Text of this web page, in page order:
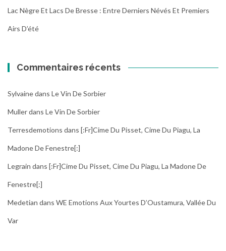
Lac Nègre Et Lacs De Bresse : Entre Derniers Névés Et Premiers
Airs D’été
Commentaires récents
Sylvainedans Le Vin De Sorbier
Mullerdans Le Vin De Sorbier
Terresdemotions dans [:fr]Cime Du Pisset, Cime Du Piagu, La
Madone De Fenestre[:]
Legrain dans [:fr]Cime Du Pisset, Cime Du Piagu, La Madone De
Fenestre[:]
Medetian dans WE Emotions Aux Yourtes D’Oustamura, Vallée Du
Var